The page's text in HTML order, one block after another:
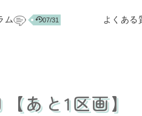
03/24
ム 07/31 よくある
あと1区画】